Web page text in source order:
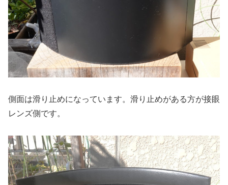
側面は滑り止めになっています。滑り止めがある方が接眼
レンズ側です。